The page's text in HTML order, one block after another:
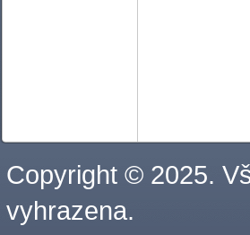
Copyright © 2025.
vyhrazena.